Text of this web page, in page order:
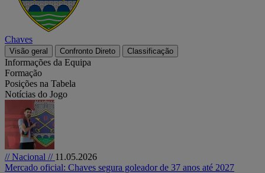
Chaves
Visão geral Confronto Direto Classificação
Informações da Equipa
Formação
Posições na Tabela
Notícias do Jogo
// Nacional // 11.05.2026
Mercado oficial: Chaves segura goleador de 37 anos até 2027